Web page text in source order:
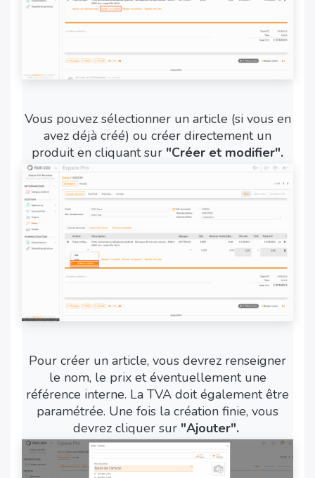
Vous pouvez sélectionner un article (si vous en
avez déjà créé) ou créer directement un
produit en cliquant sur "Créer et modifier".
Pour créer un article, vous devrez renseigner
le nom, le prix et éventuellement une
référence interne. La TVA doit également être
paramétrée. Une fois la création finie, vous
devrez cliquer sur "Ajouter".